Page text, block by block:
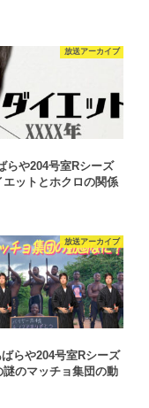
放送アーカイブ
らや204号室Rシーズ
エットとホクロの関係
放送アーカイブ
らや204号室Rシーズ
謎のマッチョ集団の動